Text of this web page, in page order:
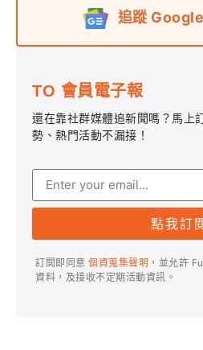
追蹤
TO 會員電子報
還在靠社群媒體追新聞嗎？馬上
勢、熱門活動不漏接！
點我訂
訂閱即同意 個資蒐集聲明 ，並允許
資料，及接收不定期活動資訊。